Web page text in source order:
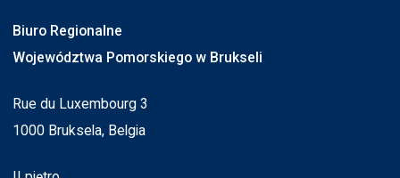
Biuro Regionalne
Województwa Pomorskiego w Brukseli
Rue du Luxembourg 3
1000 Bruksela, Belgia